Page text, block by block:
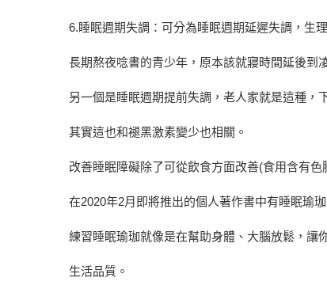
6.睡眠週期失調：可分為睡眠週期延遲失調，生
長期熬夜唸書的青少年，原本該就寢時間延後到
另一個是睡眠週期提前失調，老人家就是這種，
其實這也和褪黑激素變少也相關。
改善睡眠障礙除了可從飲食方面改善(食用含有色
在2020年2月即將推出的個人著作書中有睡眠瑜
練習睡眠瑜珈就像是在幫助身體、大腦放鬆，讓
生活品質。